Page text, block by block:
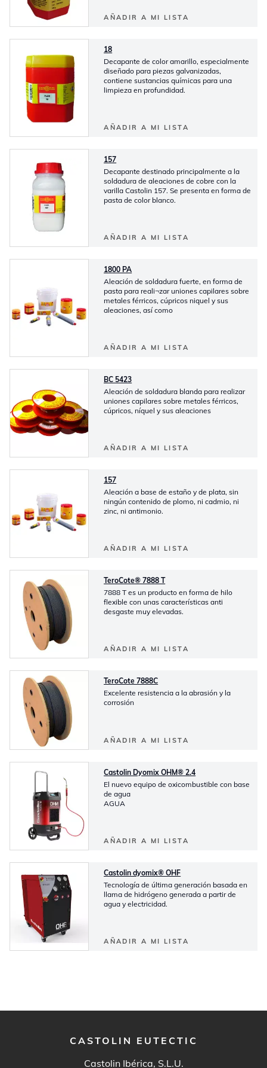
AÑADIR A MI LISTA
18
Decapante de color amarillo, especialmente
diseñado para piezas galvanizadas,
contiene sustancias químicas para una
limpieza en profundidad.
AÑADIR A MI LISTA
157
Decapante destinado principalmente a la
soldadura de aleaciones de cobre con la
varilla Castolin 157. Se presenta en forma de
pasta de color blanco.
AÑADIR A MI LISTA
1800 PA
Aleación de soldadura fuerte, en forma de
pasta para reali¬zar uniones capilares sobre
metales férricos, cúpricos niquel y sus
aleaciones, así como
AÑADIR A MI LISTA
BC 5423
Aleación de soldadura blanda para realizar
uniones capilares sobre metales férricos,
cúpricos, níquel y sus aleaciones
AÑADIR A MI LISTA
157
Aleación a base de estaño y de plata, sin
ningún contenido de plomo, ni cadmio, ni
zinc, ni antimonio.
AÑADIR A MI LISTA
TeroCote® 7888 T
7888 T es un producto en forma de hilo
flexible con unas características anti
desgaste muy elevadas.
AÑADIR A MI LISTA
TeroCote 7888C
Excelente resistencia a la abrasión y la
corrosión
AÑADIR A MI LISTA
Castolin Dyomix OHM® 2.4
El nuevo equipo de oxicombustible con base
de agua
AGUA
AÑADIR A MI LISTA
Castolin dyomix® OHF
Tecnología de última generación basada en
llama de hidrógeno generada a partir de
agua y electricidad.
AÑADIR A MI LISTA
CASTOLIN EUTECTIC
Castolin Ibérica, S.L.U.